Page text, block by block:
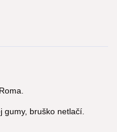
gumy, bruško netlačí.